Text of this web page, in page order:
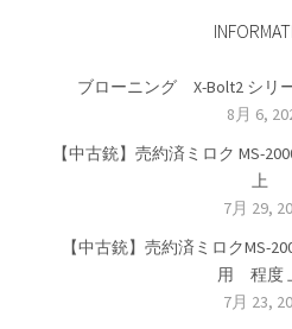
ブローニング X-Bolt2 シ
8月 6,
【中古銃】売約済ミロク MS-
上
7月 29,
【中古銃】売約済ミロクMS-
用 程度
7月 23,